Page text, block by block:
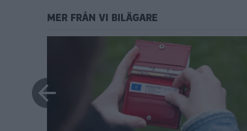
MER FRÅN VI BILÄGARE